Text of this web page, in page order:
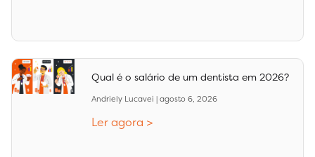
Qual é o salário de um dentista em 2026?
Andriely Lucavei agosto 6, 2026
Ler agora >